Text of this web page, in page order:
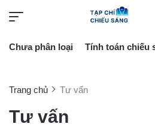
Chưa phân loại Tính toán chiếu
Trang chủ Tư vấn
Tư vấn